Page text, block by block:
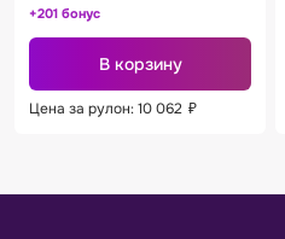
+201 бонус
В корзину
Цена за рулон: 10 062 ₽